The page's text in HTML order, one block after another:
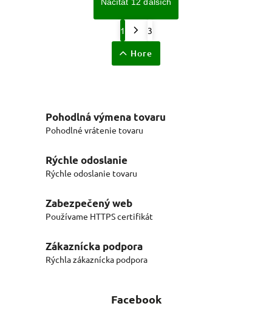
Načítať 12 ďalších
1 3
Hore
Pohodlná výmena tovaru
Pohodlné vrátenie tovaru
Rýchle odoslanie
Rýchle odoslanie tovaru
Zabezpečený web
Používame HTTPS certifikát
Zákaznícka podpora
Rýchla zákaznícka podpora
Facebook